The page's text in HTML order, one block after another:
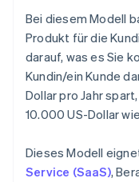
Bei diesem Modell
Produkt für die
darauf, was es Sie
Kundin/ein Kunde
Dollar pro Jahr
10.000 US-Dollar
Dieses Modell
Service (SaaS),